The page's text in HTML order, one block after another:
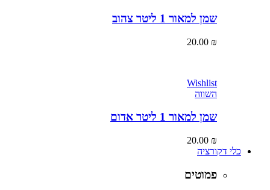
שמן למאור 1 ליטר צהוב
20.00
Wishlist
שמן למאור 1 ליטר אדום
20.00
כלי דקורציה
פמוטים